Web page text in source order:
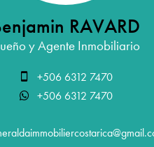
RAVARD
y Agente Inmobiliario
+506 6312 7470
+506 6312 7470